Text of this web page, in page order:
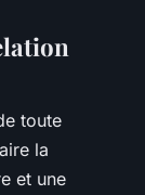
toute
la
et une